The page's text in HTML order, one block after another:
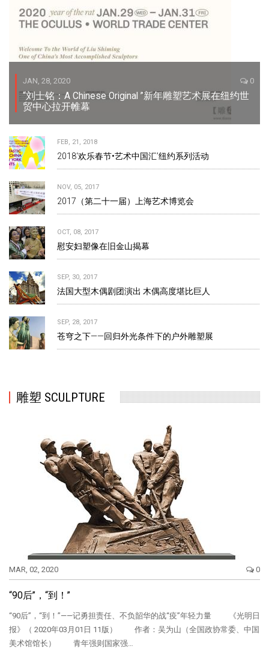
JAN, 28, 2020 0
“刘士铭：A Chinese Original ”新年雕塑艺术展在纽约世
贸中心拉开帷幕
FEB, 21, 2018
2018‘欢乐春节•艺术中国汇’纽约系列活动
NOV, 05, 2017
2017（第二十一届）上海艺术博览会
OCT, 08, 2017
慰安妇塑像在旧金山揭幕
SEP, 30, 2017
法国大型木偶剧团演出 木偶高度堪比巨人
SEP, 28, 2017
苍穹之下——回归外光条件下的户外雕塑展
雕塑 SCULPTURE
MAR, 02, 2020 0
“90后”，“到！”
“90后”，“到！”——记勇担责任、不负韶华的战“疫”年轻力量 《光明日
报》（ 2020年03月01日 11版） 作者：吴为山（全国政协常委、中国
美术馆馆长） 青年强则国家强…